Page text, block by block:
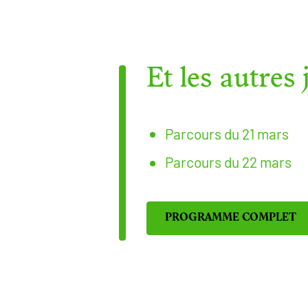
Et les autres
Parcours du 21 mars
Parcours du 22 mars
PROGRAMME COMPLET